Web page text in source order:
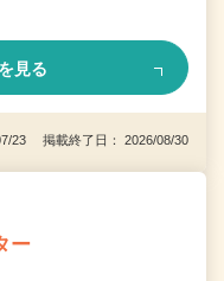
見る
23 掲載終了日： 2026/08/30
ー